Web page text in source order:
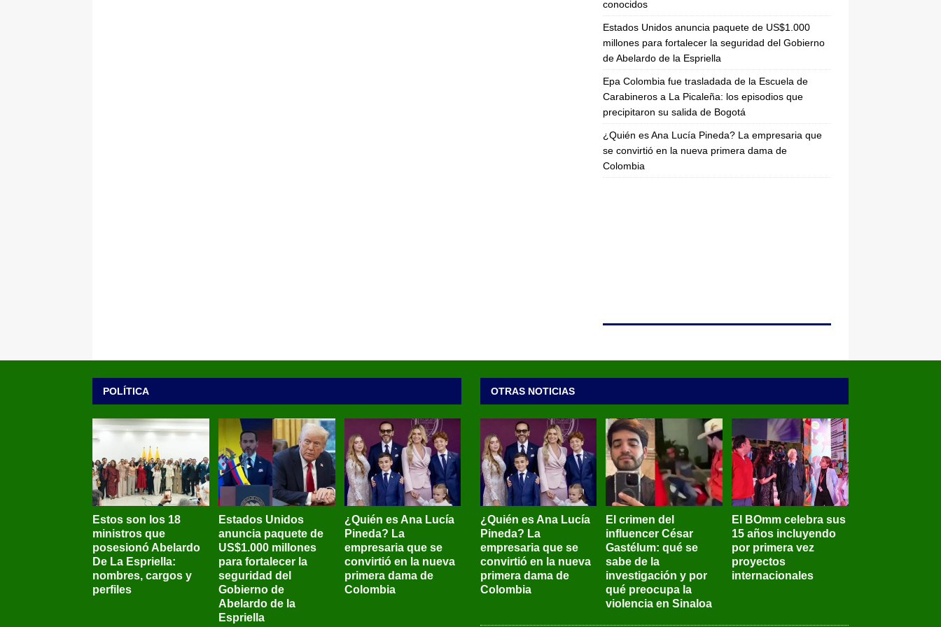
conocidos
Estados Unidos anuncia paquete de US$1.000
millones para fortalecer la seguridad del Gobierno
de Abelardo de la Espriella
Epa Colombia fue trasladada de la Escuela de
Carabineros a La Picaleña: los episodios que
precipitaron su salida de Bogotá
¿Quién es Ana Lucía Pineda? La empresaria que
se convirtió en la nueva primera dama de
Colombia
POLÍTICA
Estos son los 18
ministros que
posesionó Abelardo
De La Espriella:
nombres, cargos y
perfiles
Estados Unidos
anuncia paquete de
US$1.000 millones
para fortalecer la
seguridad del
Gobierno de
Abelardo de la
Espriella
¿Quién es Ana Lucía
Pineda? La
empresaria que se
convirtió en la nueva
primera dama de
Colombia
OTRAS NOTICIAS
¿Quién es Ana Lucía
Pineda? La
empresaria que se
convirtió en la nueva
primera dama de
Colombia
El crimen del
influencer César
Gastélum: qué se
sabe de la
investigación y por
qué preocupa la
violencia en Sinaloa
El BOmm celebra sus
15 años incluyendo
por primera vez
proyectos
internacionales